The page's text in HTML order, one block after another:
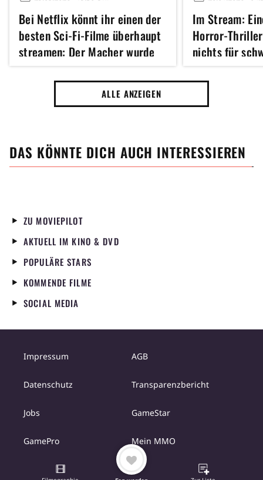
Bei Netflix könnt ihr einen der
besten Sci-Fi-Filme überhaupt
streamen: Der Macher wurde
auf 23 Millionen verklagt, weil
die Geschichte geklaut sein
Im Stream:
Horror-
nichts für
ALLE ANZEIGEN
DAS KÖNNTE DICH AUCH INTERESSIEREN
ZU MOVIEPILOT
AKTUELL IM KINO & DVD
POPULÄRE STARS
KOMMENDE FILME
SOCIAL MEDIA
Impressum AGB
Datenschutz Transparenzbericht
Jobs GameStar
GamePro Mein MMO